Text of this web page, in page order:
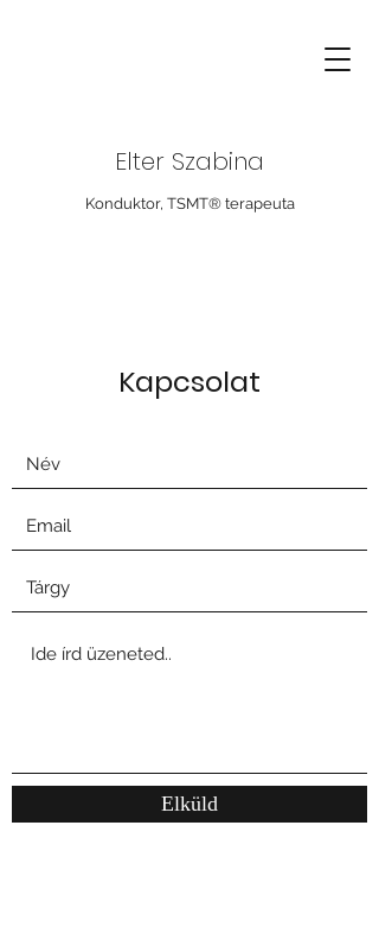
Elter Szabina
Konduktor, TSMT® terapeuta
Kapcsolat
Elküld